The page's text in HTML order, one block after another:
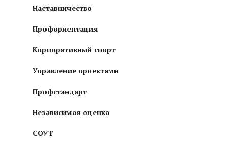
Наставничество
Профориентация
Корпоративный спорт
Управление проектами
Профстандарт
Независимая оценка
СОУТ